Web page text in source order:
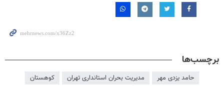
برچسب‌ها
حامد یزدی مهر مدیریت بحران استانداری تهران
کوهستان